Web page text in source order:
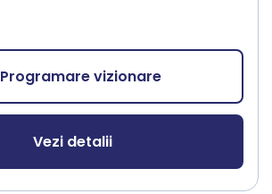
Programare vizionare
Vezi detalii